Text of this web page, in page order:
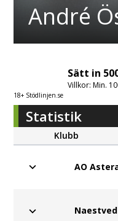
André
18+ Stödlinjen.se
Sätt in
Villkor: Min.
Statistik
Klubb
AO